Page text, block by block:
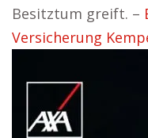
Besitztum greift. –
Versicherung